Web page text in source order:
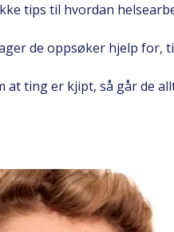
tips til hvordan
de oppsøker hjelp for,
at ting er kjipt, så går de